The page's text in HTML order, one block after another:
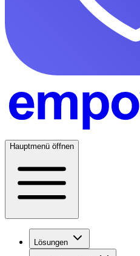
Hauptmenü öffnen
Lösungen